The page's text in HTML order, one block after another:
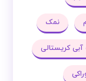
نمک
کریستالی